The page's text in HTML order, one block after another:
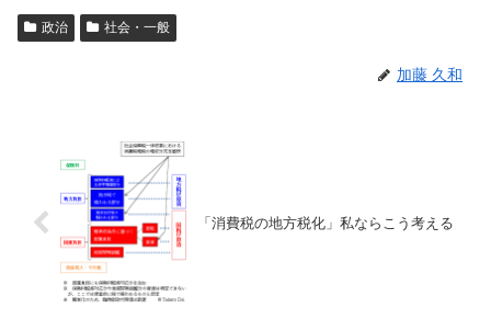
政治 社会・一般
加藤 久和
「消費税の地方税化」私ならこう考える